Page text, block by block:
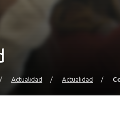
/ Actualidad / Actualidad /